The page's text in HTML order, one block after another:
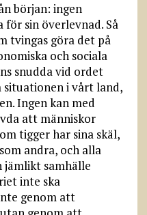
början: ingen
för sin överlevnad. Så
tvingas göra det på
och sociala
snudda vid ordet
i vårt land,
Ingen kan med
att människor
tigger har sina skäl,
andra, och alla
samhälle
inte ska
genom att